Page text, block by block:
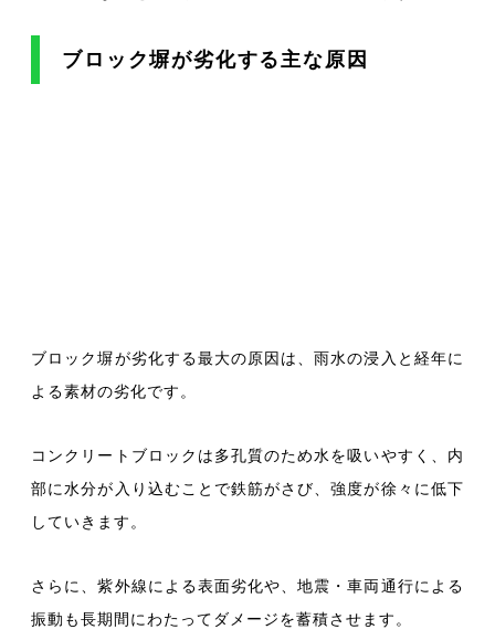
ブロック塀が劣化する主な原因
ブロック塀が劣化する最大の原因は、雨水の浸入と経年に
よる素材の劣化です。
コンクリートブロックは多孔質のため水を吸いやすく、内
部に水分が入り込むことで鉄筋がさび、強度が徐々に低下
していきます。
さらに、紫外線による表面劣化や、地震・車両通行による
振動も長期間にわたってダメージを蓄積させます。